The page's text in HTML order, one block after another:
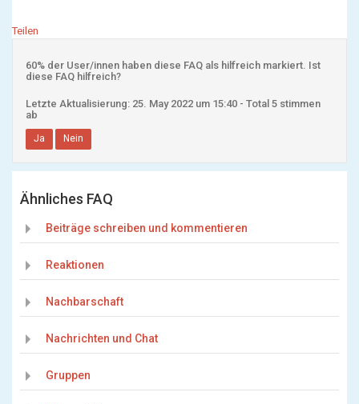
Teilen
60% der User/innen haben diese FAQ als hilfreich markiert. Ist
diese FAQ hilfreich?
Letzte Aktualisierung: 25. May 2022 um 15:40 - Total 5 stimmen
ab
Ja Nein
Ähnliches FAQ
Beiträge schreiben und kommentieren
Reaktionen
Nachbarschaft
Nachrichten und Chat
Gruppen